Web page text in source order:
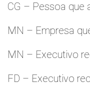
CG – Pessoa que
MN – Empresa
MN – Executivo
FD – Executivo